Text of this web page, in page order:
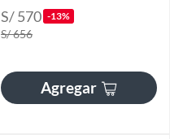
S/ 570 -13%
S/ 656
Agregar